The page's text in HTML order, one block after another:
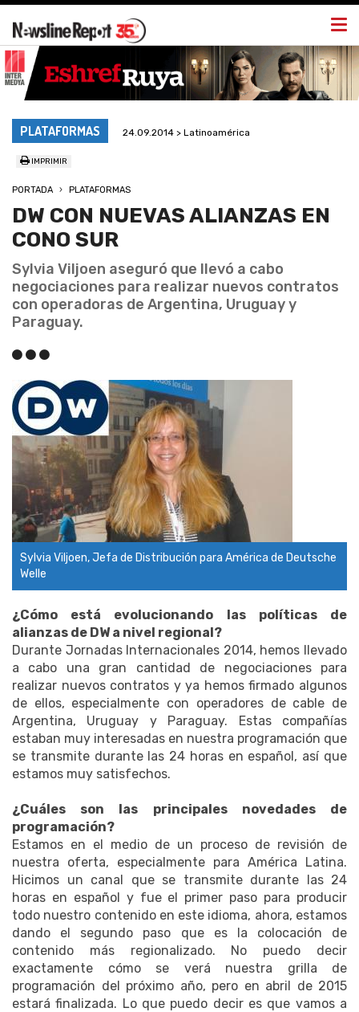
PLATAFORMAS 24.09.2014 > Latinoamérica
IMPRIMIR
PORTADA PLATAFORMAS
DW CON NUEVAS ALIANZAS EN
CONO SUR
Sylvia Viljoen aseguró que llevó a cabo
negociaciones para realizar nuevos contratos
con operadoras de Argentina, Uruguay y
Paraguay.
Sylvia Viljoen, Jefa de Distribución para América de Deutsche
Welle
¿Cómo está evolucionando las políticas de
alianzas de DW a nivel regional?
Durante Jornadas Internacionales 2014, hemos llevado
a cabo una gran cantidad de negociaciones para
realizar nuevos contratos y ya hemos firmado algunos
de ellos, especialmente con operadores de cable de
Argentina, Uruguay y Paraguay. Estas compañías
estaban muy interesadas en nuestra programación que
se transmite durante las 24 horas en español, así que
estamos muy satisfechos.
¿Cuáles son las principales novedades de
programación?
Estamos en el medio de un proceso de revisión de
nuestra oferta, especialmente para América Latina.
Hicimos un canal que se transmite durante las 24
horas en español y fue el primer paso para producir
todo nuestro contenido en este idioma, ahora, estamos
dando el segundo paso que es la colocación de
contenido más regionalizado. No puedo decir
exactamente cómo se verá nuestra grilla de
programación del próximo año, pero en abril de 2015
estará finalizada. Lo que puedo decir es que vamos a